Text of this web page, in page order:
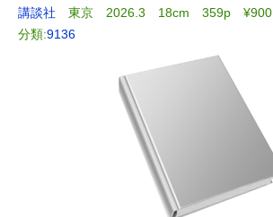
講談社 東京 2026.3 18cm 359p ¥900
分類:9136